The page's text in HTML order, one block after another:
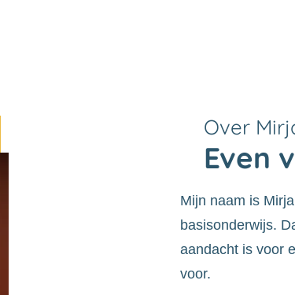
Over
Even
Mijn naam is
basisonderwijs.
aandacht is voor
voor.